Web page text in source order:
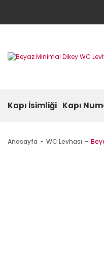
Kapı İsimliği Kapı
Anasayfa WC Levhası